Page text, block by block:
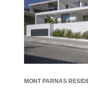
MONT PARNAS